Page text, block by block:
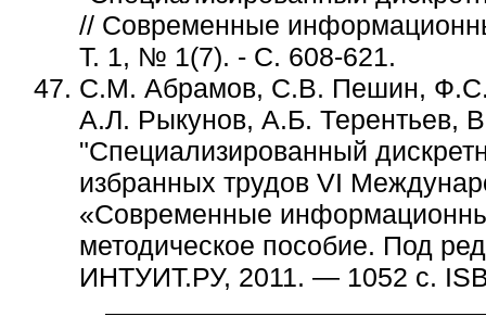
// Современные
Т. 1, № 1(7). - С. 608-621.
С.М. Абрамов, С.В. Пешин,
А.Л. Рыкунов, А.Б. Терентьев,
"Специализированный
избранных трудов VI
«Современные
методическое пособие. Под
ИНТУИТ.РУ, 2011. — 1052 с.